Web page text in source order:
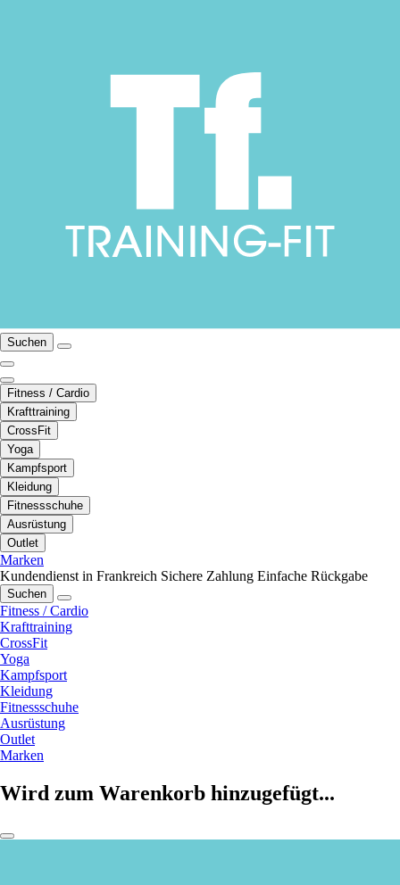
Suchen
Fitness / Cardio
Krafttraining
CrossFit
Yoga
Kampfsport
Kleidung
Fitnessschuhe
Ausrüstung
Outlet
Marken
Kundendienst in Frankreich Sichere Zahlung Einfache Rückgabe
Suchen
Fitness / Cardio
Krafttraining
CrossFit
Yoga
Kampfsport
Kleidung
Fitnessschuhe
Ausrüstung
Outlet
Marken
Wird zum Warenkorb hinzugefügt...